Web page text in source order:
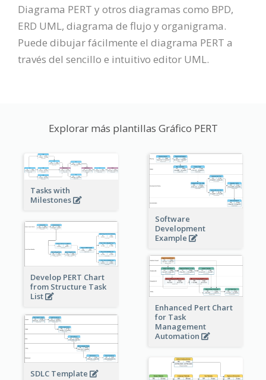
Diagrama PERT y otros diagramas como BPD,
ERD UML, diagrama de flujo y organigrama.
Puede dibujar fácilmente el diagrama PERT a
través del sencillo e intuitivo editor UML.
Explorar más plantillas Gráfico PERT
Tasks with
Milestones
Software
Development
Example
Develop PERT Chart
from Structure Task
List
Enhanced Pert Chart
for Task
Management
Automation
SDLC Template